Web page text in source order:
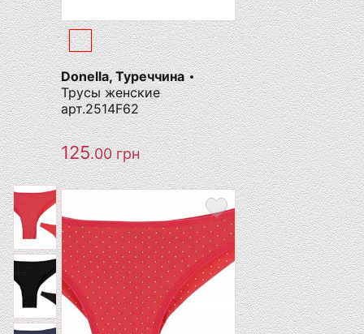
Donella, Туреччина
Трусы женские
арт.2514F62
125.00грн